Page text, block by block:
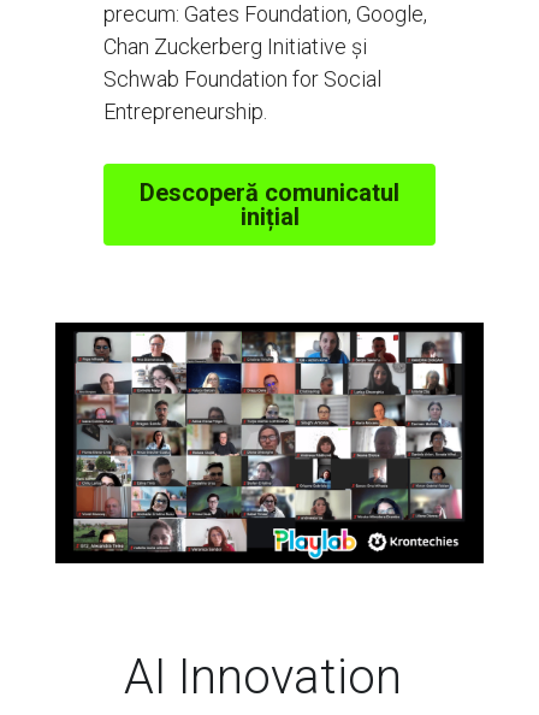
precum: Gates Foundation, Google,
Chan Zuckerberg Initiative și
Schwab Foundation for Social
Entrepreneurship.
Descoperă comunicatul
inițial
AI Innovation